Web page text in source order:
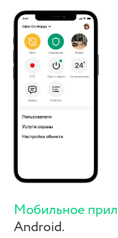
Мобильное
Android.